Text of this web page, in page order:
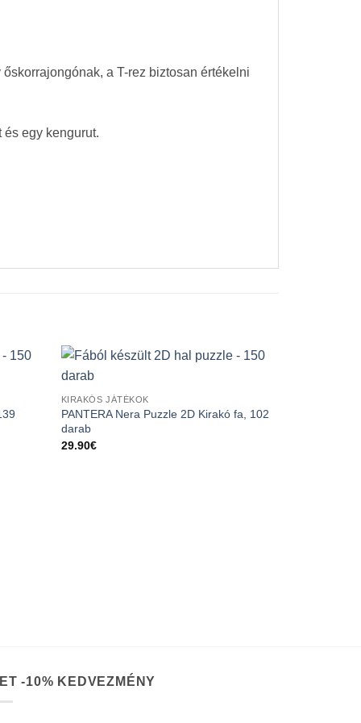
a T-rez biztosan értékelni
egy kengurut.
KIRAKÓS JÁTÉKOK
PANTERA Nera Puzzle 2D Kirakó fa, 102
darab
29.90€
-10% KEDVEZMÉNY